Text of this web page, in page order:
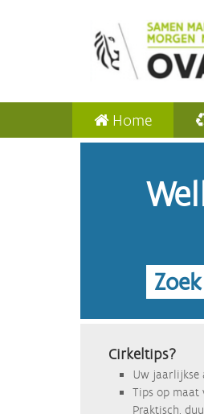
Home
Cirkeltips?
Uw jaarlijkse
Tips op maat
Praktisch,